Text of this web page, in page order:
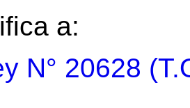
a:
N° 20628